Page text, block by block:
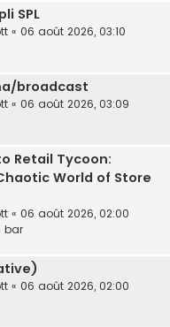
SPL
« 06 août 2026, 03:10
broadcast
« 06 août 2026, 03:09
Retail Tycoon:
World of Store
« 06 août 2026, 02:00
bar
« 06 août 2026, 02:00